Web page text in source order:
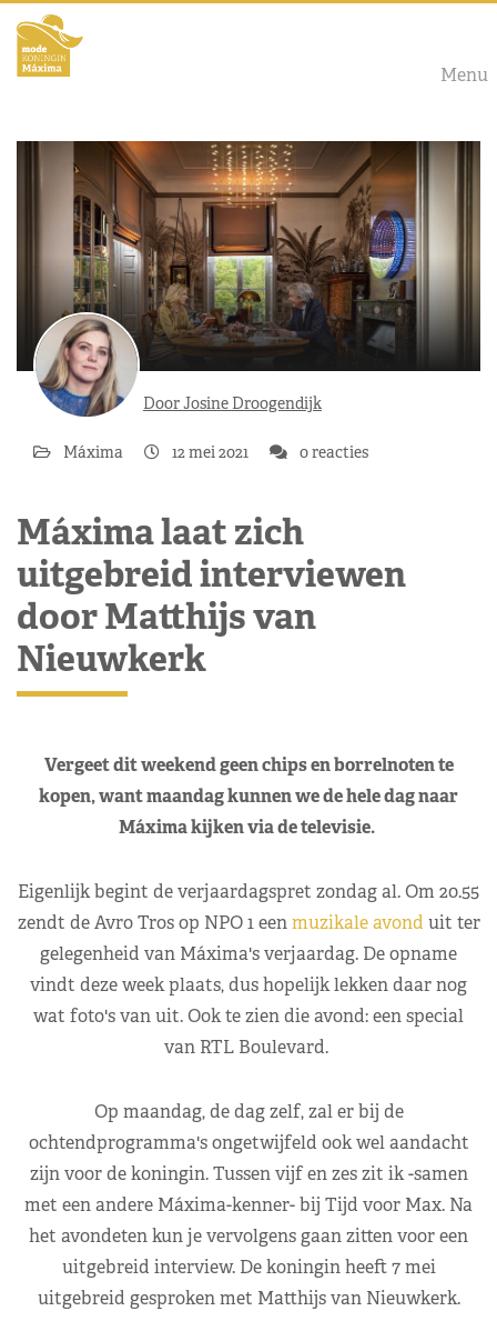
Menu
Door Josine Droogendijk
Máxima 12 mei 2021 0 reacties
Máxima laat zich
uitgebreid interviewen
door Matthijs van
Nieuwkerk
Vergeet dit weekend geen chips en borrelnoten te
kopen, want maandag kunnen we de hele dag naar
Máxima kijken via de televisie.
Eigenlijk begint de verjaardagspret zondag al. Om 20.55
zendt de Avro Tros op NPO 1 eenmuzikale avond uit ter
gelegenheid van Máxima's verjaardag. De opname
vindt deze week plaats, dus hopelijk lekken daar nog
wat foto's van uit. Ook te zien die avond: een special
van RTL Boulevard.
Op maandag, de dag zelf, zal er bij de
ochtendprogramma's ongetwijfeld ook wel aandacht
zijn voor de koningin. Tussen vijf en zes zit ik -samen
met een andere Máxima-kenner- bij Tijd voor Max. Na
het avondeten kun je vervolgens gaan zitten voor een
uitgebreid interview. De koningin heeft 7 mei
uitgebreid gesproken met Matthijs van Nieuwkerk.